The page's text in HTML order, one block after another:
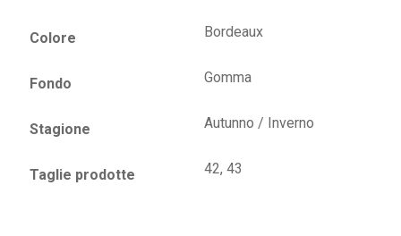
Colore Bordeaux
Fondo Gomma
Stagione Autunno / Inverno
Taglie prodotte 42, 43